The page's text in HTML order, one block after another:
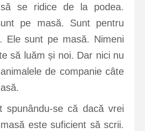
se ridice de la podea.
pe masă. Sunt pentru
Ele sunt pe masă. Nimeni
să luăm și noi. Dar nici nu
de companie câte
spunându-se că dacă vrei
este suficient să scrii.